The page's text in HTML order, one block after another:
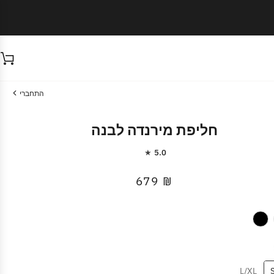
התחברי
חליפת מירנדה לבנה
5.0
₪ 679
L/XL